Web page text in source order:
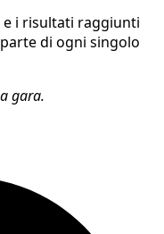
e i risultati raggiunti
di ogni singolo
gara.